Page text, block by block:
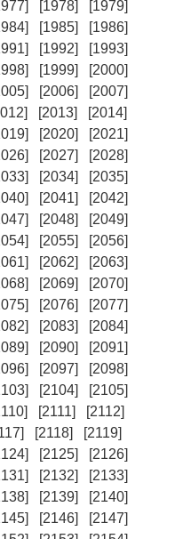
[1978]
[1979]
[1985]
[1986]
[1992]
[1993]
[1999]
[2000]
[2006]
[2007]
[2013]
[2014]
[2020]
[2021]
[2027]
[2028]
[2034]
[2035]
[2041]
[2042]
[2048]
[2049]
[2055]
[2056]
[2062]
[2063]
[2069]
[2070]
[2076]
[2077]
[2083]
[2084]
[2090]
[2091]
[2097]
[2098]
[2104]
[2105]
[2111]
[2112]
[2118]
[2119]
[2125]
[2126]
[2132]
[2133]
[2139]
[2140]
[2146]
[2147]